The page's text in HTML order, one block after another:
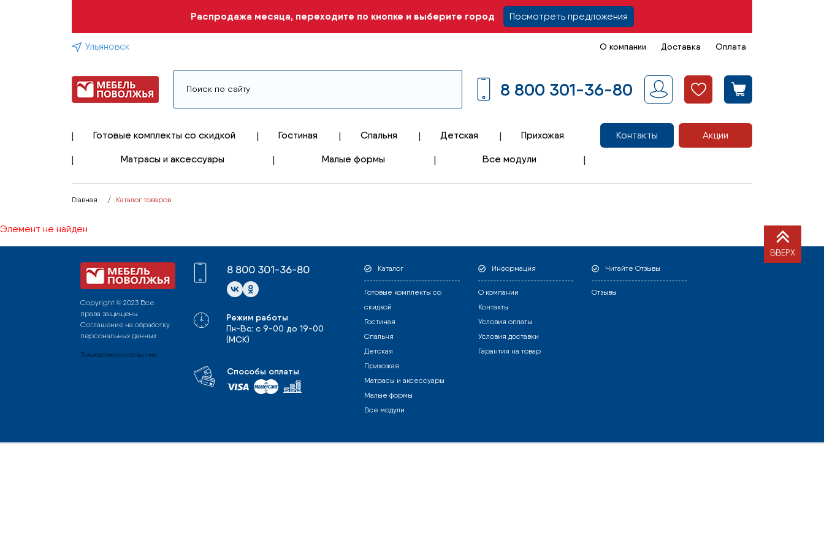
Распродажа месяца, переходите по кнопке и выберите город Посмотреть предложения
Ульяновск О компании Доставка Оплата
8 800 301-36-80
Готовые комплекты со скидкой Гостиная Спальня Детская Прихожая
Матрасы и аксессуары Малые формы Все модули
Контакты Акции
Главная Каталог товаров
Элемент не найден
Copyright © 2023 Все
права защищены
Соглашение на обработку
персональных данных
Пользовательское соглашение
8 800 301-36-80
Режим работы
Пн-Вс: с 9-00 до 19-00
(МСК)
Способы оплаты
Каталог
Готовые комплекты со
скидкой
Гостиная
Спальня
Детская
Прихожая
Матрасы и аксессуары
Малые формы
Все модули
Информация
О компании
Контакты
Условия оплаты
Условия доставки
Гарантия на товар
Читайте Отзывы
Отзывы
ВВЕРХ